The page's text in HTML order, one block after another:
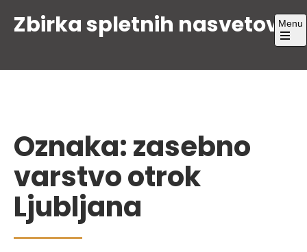
Zbirka spletnih nasvetovMenu
Open
main
Oznaka:zasebno
varstvo otrok
Ljubljana